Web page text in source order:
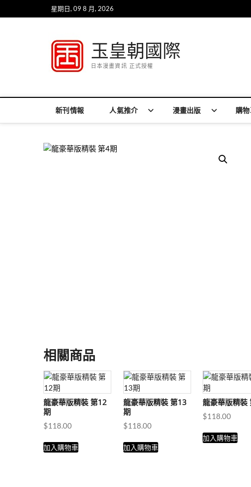
to
星期日, 09 8 月, 2026
玉皇朝國際
日本漫畫資訊 正式授權
新刊情報 人氣推介 漫畫出版 購物
相關商品
龍豪華版精裝 第12
期
$118.00
加入購物車
龍豪華版精裝 第13
期
$118.00
加入購物車
龍豪華版精裝
$118.00
加入購物車